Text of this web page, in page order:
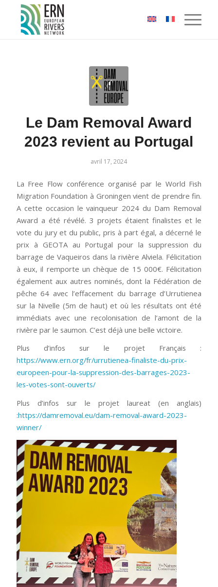
Panneau de gestion des cookies
Le Dam Removal Award
2023 revient au Portugal
avril 17, 2024
La Free Flow conférence organisé par le World Fish
Migration Foundation à Groningen vient de prendre fin.
A cette occasion le vainqueur 2024 du Dam Removal
Award a été révélé. 3 projets étaient finalistes et le
vote du jury et du public, pris à part égal, a décerné le
prix à GEOTA au Portugal pour la suppression du
barrage de Vaqueiros dans la rivière Alviela. Félicitation
à eux, il remporte un chèque de 15 000€. Félicitation
également aux autres nominés, dont la Fédération de
pêche 64 avec l’effacement du barrage d’Urrutienea
sur la Nivelle (5m de haut) et où les résultats ont été
immédiats avec une recolonisation de l’amont de la
rivière par le saumon. C’est déjà une belle victoire.
Plus d’infos sur le projet Français :
https://www.ern.org/fr/urrutienea-finaliste-du-prix-
europeen-pour-la-suppression-des-barrages-2023-
les-votes-sont-ouverts/
Plus d’infos sur le projet laureat (en anglais)
:https://damremoval.eu/dam-removal-award-2023-
winner/